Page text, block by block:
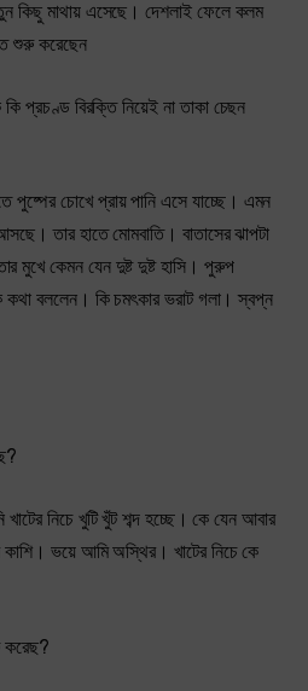
কিছু মাথায় এসেছে। দেশলাই ফেলে কলম
শুরু করেছেন
প্রচণ্ড বিরক্তি নিয়েই না তাকা চেছন
পুষ্পের চোখে প্রায় পানি এসে যাচ্ছে। এমন
তার হাতে মোমবাতি। বাতাসের ঝাপটা
মুখে কেমন যেন দুষ্ট দুষ্ট হাসি। পুরুপ
বললেন। কি চমৎকার ভরাট গলা। স্বপ্ন
নিচে খুটি খুঁট শব্দ হচ্ছে। কে যেন আবার
ভয়ে আমি অস্থির। খাটের নিচে কে